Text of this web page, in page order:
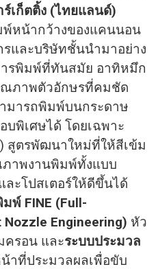
เก็ตติ้ง (ไทยแลนด์)
พ์หน้ากว้างของแคนนอน
และบริษัทชั้นนำมาอย่าง
ารพิมพ์ที่ทันสมัย อาทิหมึก
ณภาพตัวอักษรที่คมชัด
มารถพิมพ์บนกระดาษ
บพิเศษได้ โดยเฉพาะ
สูตรพัฒนาใหม่ที่ให้สีเข้ม
าพงานพิมพ์ทั้งแบบ
ะโปสเตอร์ให้ดีขึ้นได้
พ์ FINE (Full-
Engineering) หัว
ครอน และระบบประมวล
าที่ประมวลผลเพื่อขับ